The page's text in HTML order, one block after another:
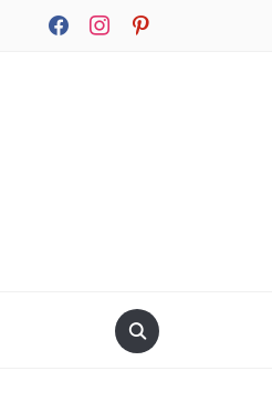
facebookinstagrampinterest